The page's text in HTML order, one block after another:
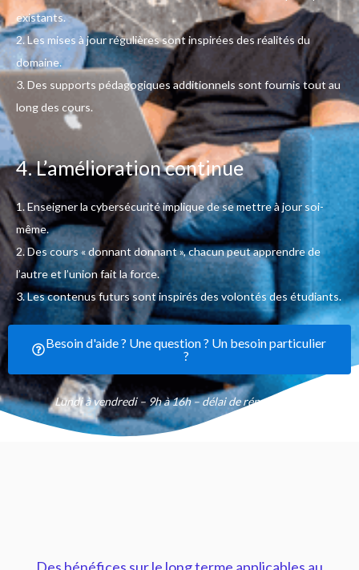
existants.
2. Les mises à jour régulières sont inspirées des réalités du
domaine.
3. Des supports pédagogiques additionnels sont fournis tout au
long des cours.
4. L’amélioration continue
1. Enseigner la cybersécurité implique de se mettre à jour soi-
même.
2. Des cours « donnant donnant », chacun peut apprendre de
l’autre et l’union fait la force.
3. Les contenus futurs sont inspirés des volontés des étudiants.
Besoin d'aide ? Une question ? Un besoin particulier
?
Lundi à vendredi – 9h à 16h – délai de réponse 48h